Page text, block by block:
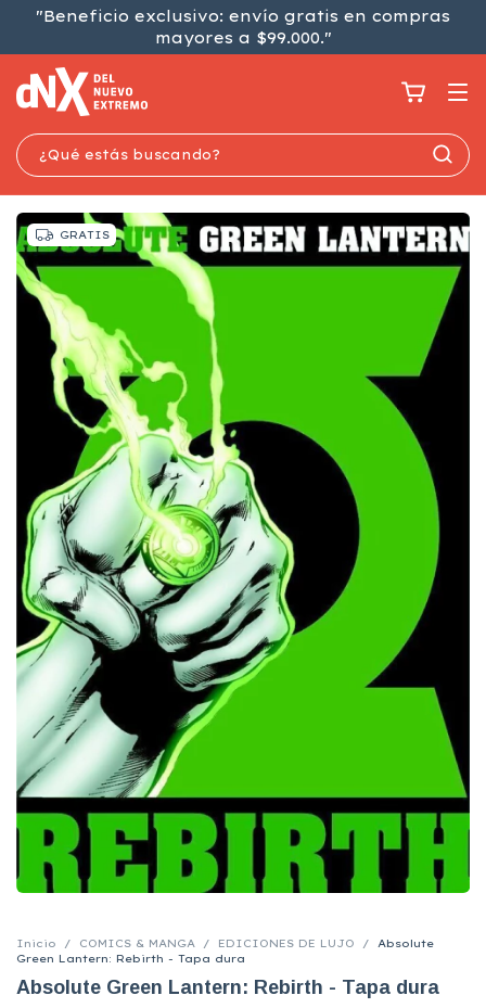
"Beneficio exclusivo: envío gratis en compras
mayores a $99.000."
GRATIS
Inicio / COMICS & MANGA / EDICIONES DE LUJO /
Absolute
Green Lantern: Rebirth - Tapa dura
Absolute Green Lantern: Rebirth - Tapa dura